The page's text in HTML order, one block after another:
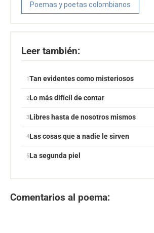
Poemas y poetas colombianos
Leer también:
Tan evidentes como misteriosos
Lo más difícil de contar
Libres hasta de nosotros mismos
Las cosas que a nadie le sirven
La segunda piel
Comentarios al poema: